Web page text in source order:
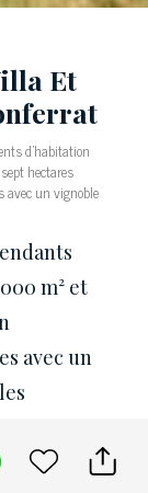
Et
d'habitation
hectares
avec un vignoble
m² et
avec un